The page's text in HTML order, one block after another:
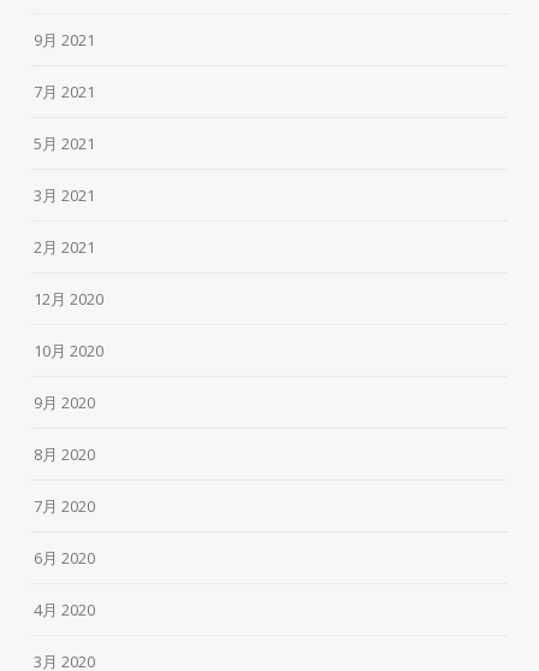
9月 2021
7月 2021
5月 2021
3月 2021
2月 2021
12月 2020
10月 2020
9月 2020
8月 2020
7月 2020
6月 2020
4月 2020
3月 2020